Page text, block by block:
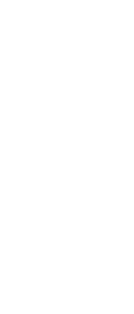
..
لم أزل
كأني
أنا
أية
والبحر